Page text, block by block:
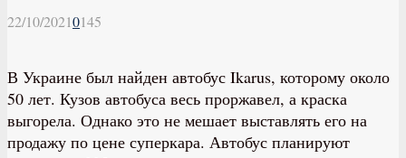
22/10/20210145
В Украине был найден автобус Ikarus, которому около
50 лет. Кузов автобуса весь проржавел, а краска
выгорела. Однако это не мешает выставлять его на
продажу по цене суперкара. Автобус планируют